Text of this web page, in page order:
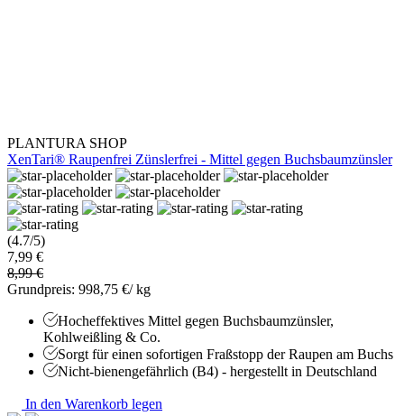
PLANTURA SHOP
XenTari® Raupenfrei Zünslerfrei - Mittel gegen Buchsbaumzünsler
(4.7/5)
7,99 €
8,99 €
Grundpreis: 998,75 €/ kg
Hocheffektives Mittel gegen Buchsbaumzünsler,
Kohlweißling & Co.
Sorgt für einen sofortigen Fraßstopp der Raupen am Buchs
Nicht-bienengefährlich (B4) - hergestellt in Deutschland
In den Warenkorb legen